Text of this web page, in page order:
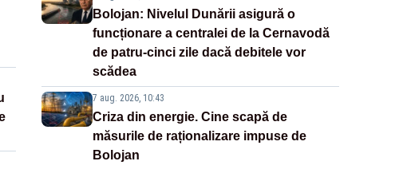
Bolojan: Nivelul Dunării asigură o
funcționare a centralei de la Cernavodă
de patru-cinci zile dacă debitele vor
scădea
7 aug. 2026, 10:43
Criza din energie. Cine scapă de
măsurile de raționalizare impuse de
Bolojan